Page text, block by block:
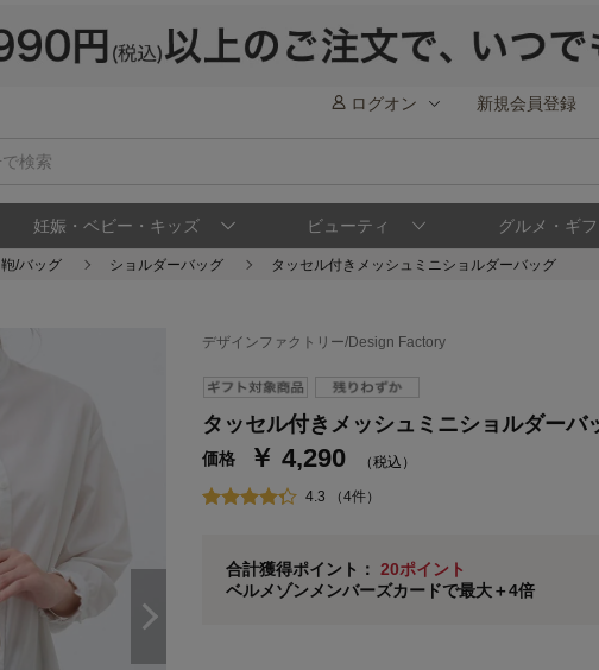
ログオン 新規会員登録
妊娠・ベビー・キッズ ビューティ グルメ・ギフ
鞄/バッグ ショルダーバッグ タッセル付きメッシュミニショルダーバッグ
デザインファクトリー/Design Factory
タッセル付きメッシュミニショルダーバ
価格 ￥ 4,290 （税込）
4.3 （4件）
合計獲得ポイント：20ポイント
ベルメゾンメンバーズカードで最大＋4倍
ステージが上がれば送料無料・返品引取無料！
さらにポイント還元最大16倍！
ベルメゾンご優待サービスについて
通常商品送料無料 返品引取無料（JCBのみ）
※メンバーズカードの加算ポイントはステージ倍率適用